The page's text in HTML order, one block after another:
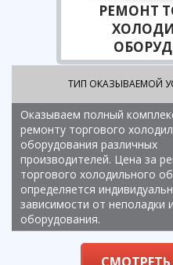
РЕМОНТ
ТИП ОКАЗЫВАЕМОЙ
Оказываем полный
ремонту торгового
оборудования различных
производителей. Цена за
торгового холодильного
определяется
зависимости от неполадки
оборудования.